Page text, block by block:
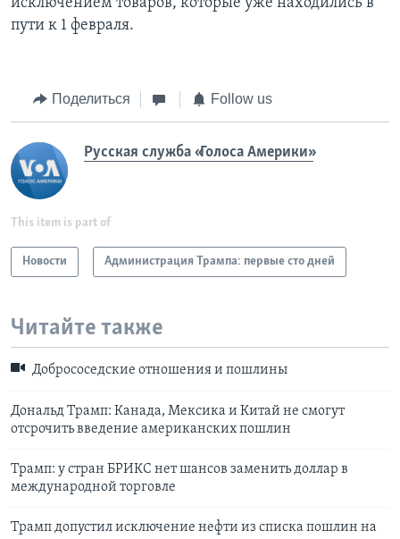
исключением товаров, которые уже находились в
пути к 1 февраля.
Поделиться Follow us
Русская служба «Голоса Америки»
This item is part of
Новости Администрация Трампа: первые сто дней
Читайте также
Добрососедские отношения и пошлины
Дональд Трамп: Канада, Мексика и Китай не смогут
отсрочить введение американских пошлин
Трамп: у стран БРИКС нет шансов заменить доллар в
международной торговле
Трамп допустил исключение нефти из списка пошлин на